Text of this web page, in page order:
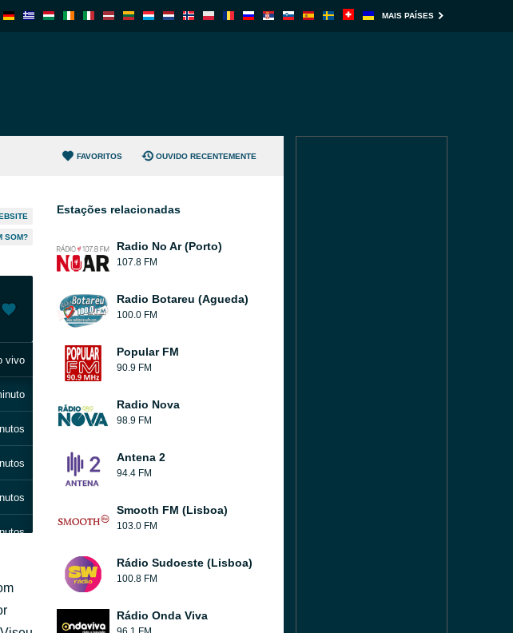
MAIS PAÍSES
FAVORITOS OUVIDO RECENTEMENTE
SOM?
vivo
Estações relacionadas
Radio No Ar (Porto)
107.8 FM
Radio Botareu (Agueda)
100.0 FM
Popular FM
90.9 FM
Radio Nova
98.9 FM
Antena 2
94.4 FM
Smooth FM (Lisboa)
103.0 FM
Rádio Sudoeste (Lisboa)
100.8 FM
Rádio Onda Viva